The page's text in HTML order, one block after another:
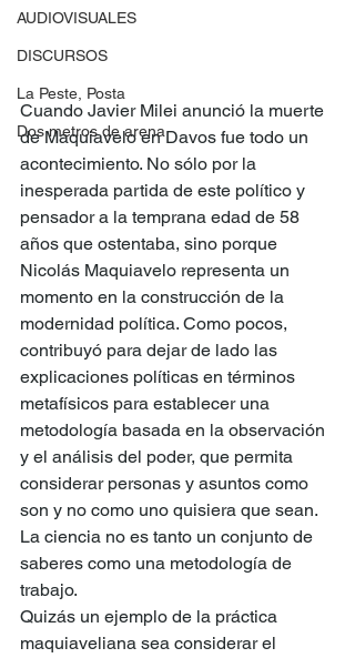
AUDIOVISUALES
DISCURSOS
La Peste, Posta
Dos metros de arena
Cuando Javier Milei anunció la muerte
de Maquiavelo en Davos fue todo un
acontecimiento. No sólo por la
inesperada partida de este político y
pensador a la temprana edad de 58
años que ostentaba, sino porque
Nicolás Maquiavelo representa un
momento en la construcción de la
modernidad política. Como pocos,
contribuyó para dejar de lado las
explicaciones políticas en términos
metafísicos para establecer una
metodología basada en la observación
y el análisis del poder, que permita
considerar personas y asuntos como
son y no como uno quisiera que sean.
La ciencia no es tanto un conjunto de
saberes como una metodología de
trabajo.
Quizás un ejemplo de la práctica
maquiaveliana sea considerar el